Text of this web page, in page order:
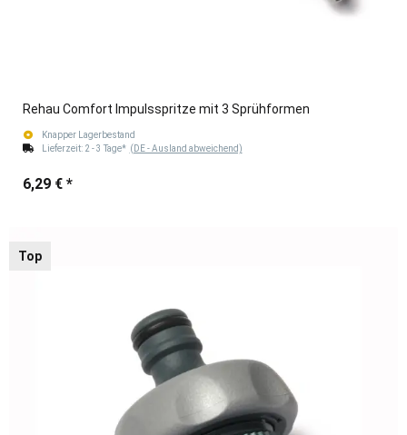
Rehau Comfort Impulsspritze mit 3 Sprühformen
Knapper Lagerbestand
Lieferzeit: 2 - 3 Tage* (DE - Ausland abweichend)
6,29 € *
Top